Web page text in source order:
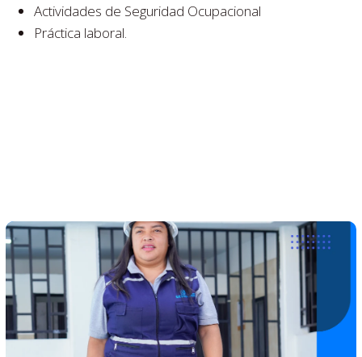
Actividades de Seguridad Ocupacional
Práctica laboral.